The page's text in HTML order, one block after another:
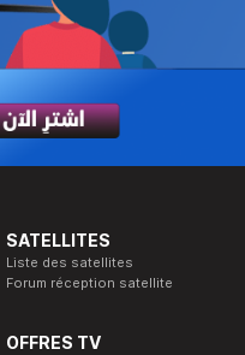
SATELLITES
Liste des satellites
Forum réception satellite
OFFRES TV